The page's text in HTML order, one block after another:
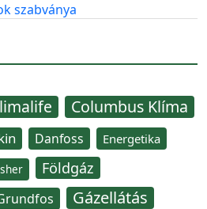
szabványa
Columbus Klíma
Danfoss Energetika
Földgáz
Gázellátás